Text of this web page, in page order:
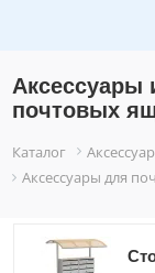
Аксессуары
почтовых
Каталог
Аксессуары для